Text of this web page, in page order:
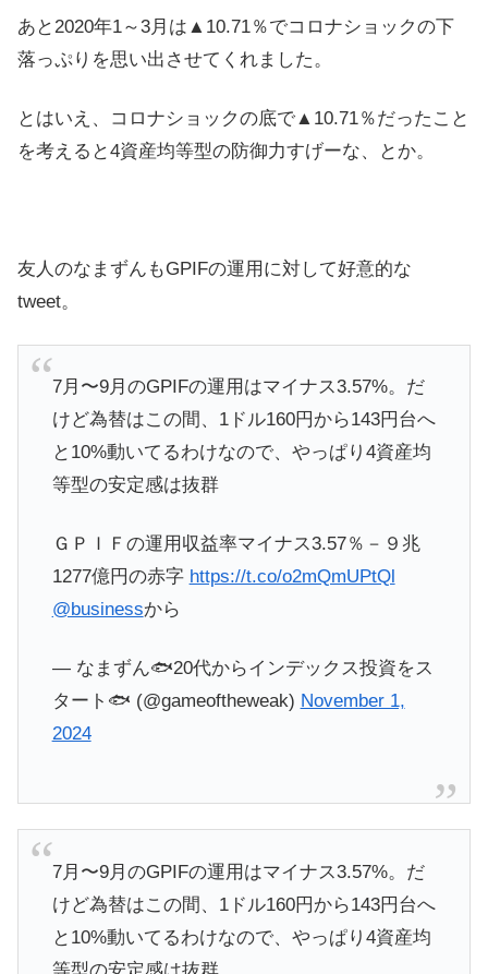
あと2020年1～3月は▲10.71％でコロナショックの下
落っぷりを思い出させてくれました。
とはいえ、コロナショックの底で▲10.71％だったこと
を考えると4資産均等型の防御力すげーな、とか。
友人のなまずんもGPIFの運用に対して好意的な
tweet。
7月〜9月のGPIFの運用はマイナス3.57%。だ
けど為替はこの間、1ドル160円から143円台へ
と10%動いてるわけなので、やっぱり4資産均
等型の安定感は抜群
ＧＰＩＦの運用収益率マイナス3.57％－９兆
1277億円の赤字 https://t.co/o2mQmUPtQl
@businessから
— なまずん🐟20代からインデックス投資をス
タート🐟 (@gameoftheweak) November 1,
2024
7月〜9月のGPIFの運用はマイナス3.57%。だ
けど為替はこの間、1ドル160円から143円台へ
と10%動いてるわけなので、やっぱり4資産均